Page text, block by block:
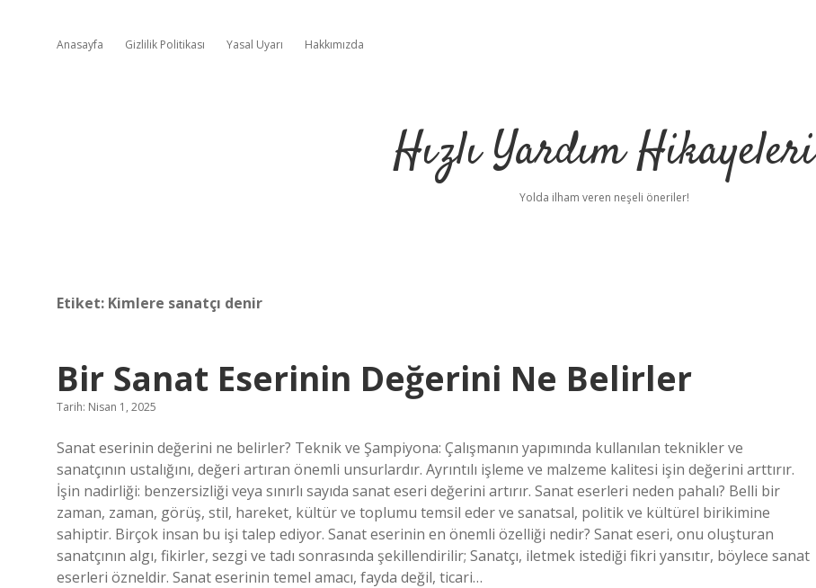
Anasayfa Gizlilik Politikası Yasal Uyarı Hakkımızda
Hızlı Yardım Hikayeleri
Yolda ilham veren neşeli öneriler!
Etiket: Kimlere sanatçı denir
Bir Sanat Eserinin Değerini Ne Belirler
Tarih: Nisan 1, 2025
Sanat eserinin değerini ne belirler? Teknik ve Şampiyona: Çalışmanın yapımında kullanılan teknikler ve
sanatçının ustalığını, değeri artıran önemli unsurlardır. Ayrıntılı işleme ve malzeme kalitesi işin değerini arttırır.
İşin nadirliği: benzersizliği veya sınırlı sayıda sanat eseri değerini artırır. Sanat eserleri neden pahalı? Belli bir
zaman, zaman, görüş, stil, hareket, kültür ve toplumu temsil eder ve sanatsal, politik ve kültürel birikimine
sahiptir. Birçok insan bu işi talep ediyor. Sanat eserinin en önemli özelliği nedir? Sanat eseri, onu oluşturan
sanatçının algı, fikirler, sezgi ve tadı sonrasında şekillendirilir; Sanatçı, iletmek istediği fikri yansıtır, böylece sanat
eserleri özneldir. Sanat eserinin temel amacı, fayda değil, ticari…